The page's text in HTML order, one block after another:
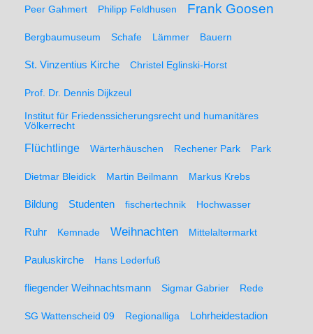
Peer Gahmert Philipp Feldhusen Frank Goosen
Bergbaumuseum Schafe Lämmer Bauern
St. Vinzentius Kirche Christel Eglinski-Horst
Prof. Dr. Dennis Dijkzeul
Institut für Friedenssicherungsrecht und humanitäres
Völkerrecht
Flüchtlinge Wärterhäuschen Rechener Park Park
Dietmar Bleidick Martin Beilmann Markus Krebs
Bildung Studenten fischertechnik Hochwasser
Ruhr Kemnade Weihnachten Mittelaltermarkt
Pauluskirche Hans Lederfuß
fliegender Weihnachtsmann Sigmar Gabrier Rede
SG Wattenscheid 09 Regionalliga Lohrheidestadion